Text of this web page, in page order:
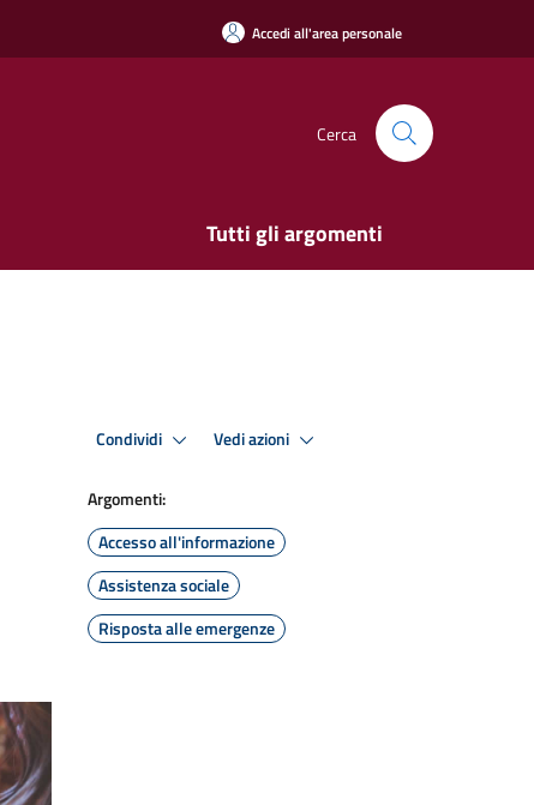
Accedi all'area personale
Cerca
Tutti gli argomenti
Condividi Vedi azioni
Argomenti:
Accesso all'informazione
Assistenza sociale
Risposta alle emergenze